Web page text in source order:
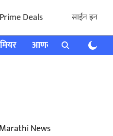
Prime Deals साईन इन
आणखी राशी भविष्य
News